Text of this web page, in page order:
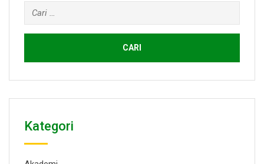
Cari
untuk:
Kategori